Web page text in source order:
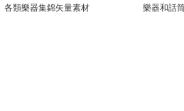
各類樂器集錦矢量素材 樂器和話